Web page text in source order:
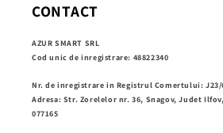
CONTACT
AZUR SMART SRL
Cod unic de inregistrare: 48822340
Nr. de inregistrare in Registrul Comertului: J23/
Adresa: Str. Zorelelor nr. 36, Snagov, Judet
077165